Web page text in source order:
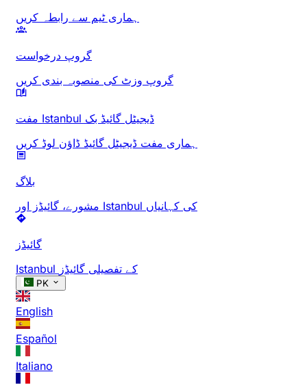
ہماری ٹیم سے رابطہ کریں
گروپ درخواست
گروپ وزٹ کی منصوبہ بندی کریں
مفت Istanbul ڈیجیٹل گائیڈ بک
ہماری مفت ڈیجیٹل گائیڈ ڈاؤن لوڈ کریں
بلاگ
مشورے، گائیڈز اور Istanbul کی کہانیاں
گائیڈز
Istanbul کے تفصیلی گائیڈز
PK
English
Español
Italiano